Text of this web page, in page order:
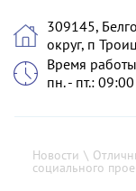
309145,
округ, п
Время
пн. - пт.:
Новости \
социального